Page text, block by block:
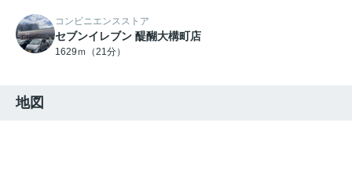
コンビニエンスストア
セブンイレブン 醍醐大構町店
1629ｍ（21分）
地図